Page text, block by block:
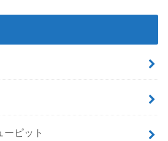
ーピット